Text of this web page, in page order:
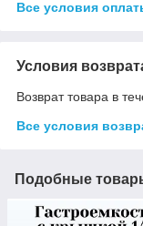
Все условия
Условия
Возврат товара в
Все условия
Подобные